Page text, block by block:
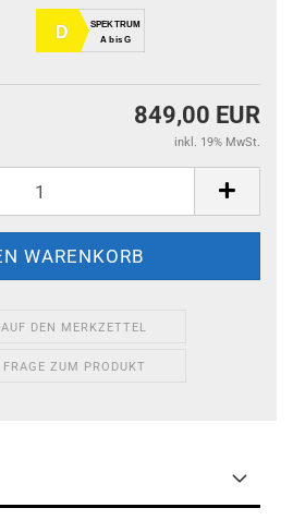
D
SPEKTRUM
A bis G
849,00 EUR
inkl. 19% MwSt.
AUF DEN MERKZETTEL
FRAGE ZUM PRODUKT